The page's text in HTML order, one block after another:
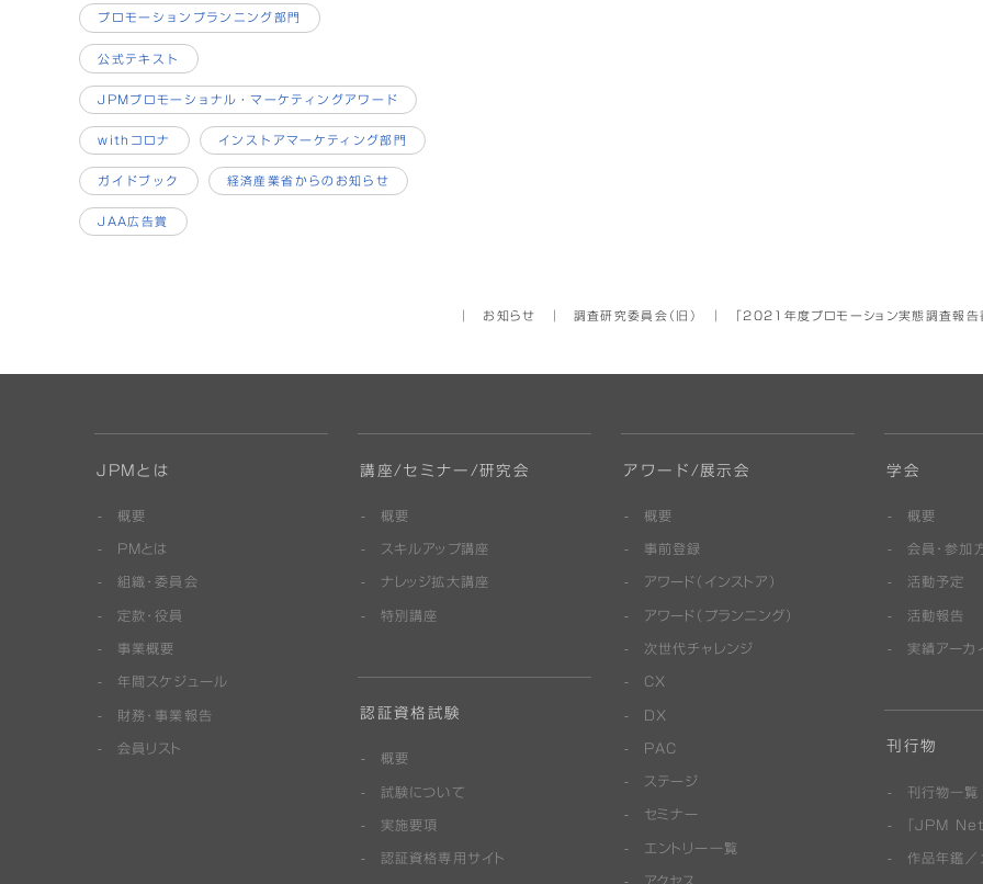
プロモーションプランニング部門
公式テキスト
JPMプロモーショナル・マーケティングアワード
withコロナ インストアマーケティング部門
ガイドブック 経済産業省からのお知らせ
JAA広告賞
お知らせ 調査研究委員会（旧） 「2021年度プロモーション実態調査報告
JPMとは
概要
PMとは
組織・委員会
定款・役員
事業概要
年間スケジュール
財務・事業報告
会員リスト
講座/セミナー/研究会
概要
スキルアップ講座
ナレッジ拡大講座
特別講座
認証資格試験
概要
試験について
実施要項
認証資格専用サイト
アワード/展示会
概要
事前登録
アワード（インストア）
アワード（プランニング）
次世代チャレンジ
CX
DX
PAC
ステージ
セミナー
エントリー一覧
アクセス
学会
概要
会員・参加
活動予定
活動報告
実績アーカ
刊行物
刊行物一覧
「JPM
作品年鑑／